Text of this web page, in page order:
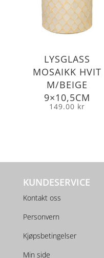
LYSGLASS
MOSAIKK HVIT
M/BEIGE
9×10,5CM
149.00 kr
KUNDESERVICE
Kontakt oss
Personvern
Kjøpsbetingelser
Min side